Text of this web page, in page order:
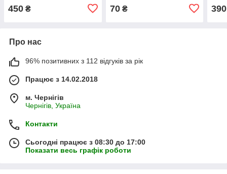
450 ₴ 70₴ 390
Про нас
96% позитивних з 112 відгуків за рік
Працює з 14.02.2018
м. Чернігів
Чернігів, Україна
Контакти
Сьогодні працює з 08:30 до 17:00
Показати весь графік роботи